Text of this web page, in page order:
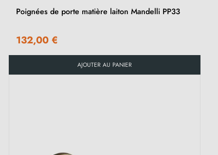
Poignées de porte matière laiton Mandelli PP33
132,00 €
AJOUTER AU PANIER